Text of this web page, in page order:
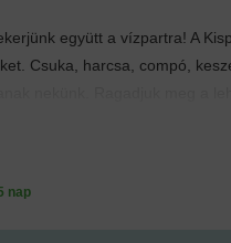
együtt a vízpartra! A
Csuka, harcsa, compó,
nekünk. Ragadjuk meg a
nap